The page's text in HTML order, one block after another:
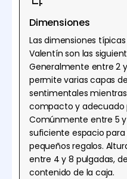
Dimensiones
Las dimensiones
Valentín son las
Generalmente entre 2
permite varias capas
sentimentales
compacto y adecuado
Comúnmente entre 5
suficiente espacio
pequeños regalos.
entre 4 y 8 pulgadas,
contenido de la caja.